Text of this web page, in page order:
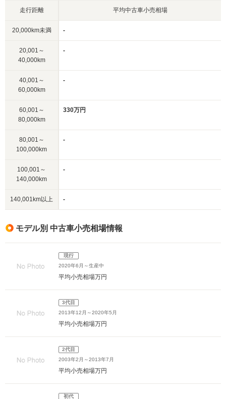
走行距離 平均中古車小売相場
20,000km未満 -
20,001～
40,000km
-
40,001～
60,000km
-
60,001～
80,000km
330万円
80,001～
100,000km
-
100,001～
140,000km
-
140,001km以上 -
モデル別 中古車小売相場情報
現行
2020年6月～生産中
平均小売相場万円
3代目
2013年12月～2020年5月
平均小売相場万円
2代目
2003年2月～2013年7月
平均小売相場万円
初代